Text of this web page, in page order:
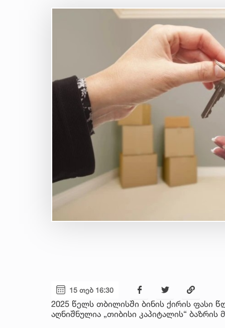
15 თებ 16:30
2025 წელს თბილისში ბინის ქირის ფასი
აღნიშნულია „თიბისი კაპიტალის“ ბაზრის